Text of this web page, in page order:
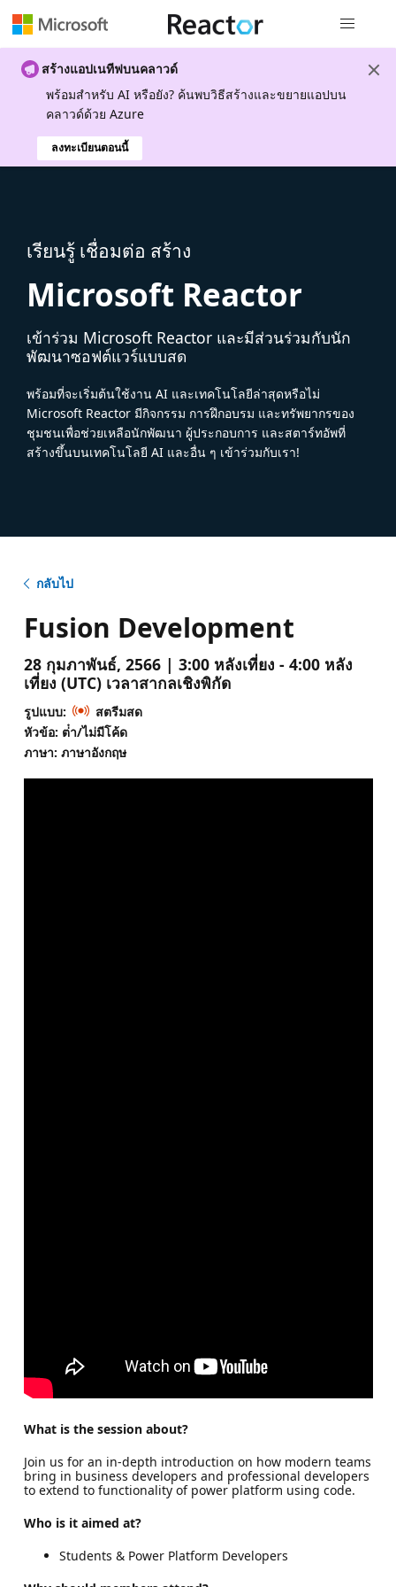
สร้างแอปเนทีฟบนคลาวด์
พร้อมสําหรับ AI หรือยัง? ค้นพบวิธีสร้างและขยายแอปบน
คลาวด์ด้วย Azure
ลงทะเบียนตอนนี้
เรียนรู้ เชื่อมต่อ สร้าง
Microsoft Reactor
เข้าร่วม Microsoft Reactor และมีส่วนร่วมกับนัก
พัฒนาซอฟต์แวร์แบบสด
พร้อมที่จะเริ่มต้นใช้งาน AI และเทคโนโลยีล่าสุดหรือไม่
Microsoft Reactor มีกิจกรรม การฝึกอบรม และทรัพยากรของ
ชุมชนเพื่อช่วยเหลือนักพัฒนา ผู้ประกอบการ และสตาร์ทอัพที่
สร้างขึ้นบนเทคโนโลยี AI และอื่น ๆ เข้าร่วมกับเรา!
กลับไป
Fusion Development
28 กุมภาพันธ์, 2566 | 3:00 หลังเที่ยง - 4:00 หลัง
เที่ยง (UTC) เวลาสากลเชิงพิกัด
รูปแบบ:
สตรีมสด
หัวข้อ: ต่ํา/ไม่มีโค้ด
ภาษา: ภาษาอังกฤษ
What is the session about?
Join us for an in-depth introduction on how modern teams
bring in business developers and professional developers
to extend to functionality of power platform using code.
Who is it aimed at?
Students & Power Platform Developers